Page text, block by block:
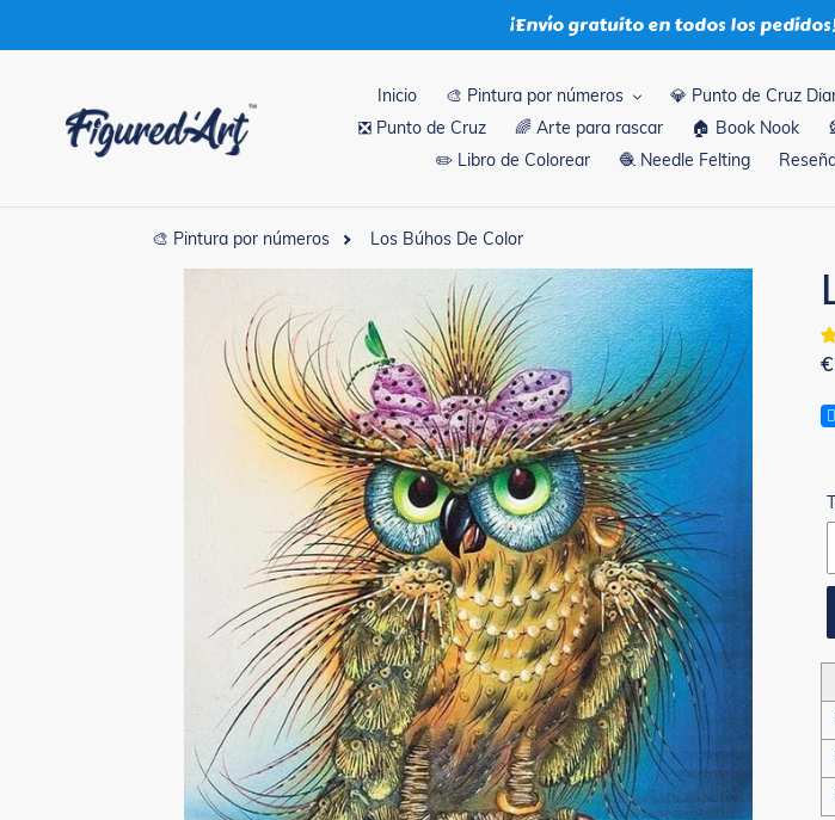
¡Envío gratuito en todos los
Inicio 🎨 Pintura por números 💎 Punto de Cruz
❎ Punto de Cruz
🌈 Arte para rascar 🏠 Book Nook
✏️ Libro de Colorear
🧶 Needle Felting
🎨 Pintura por números Los Búhos De Color